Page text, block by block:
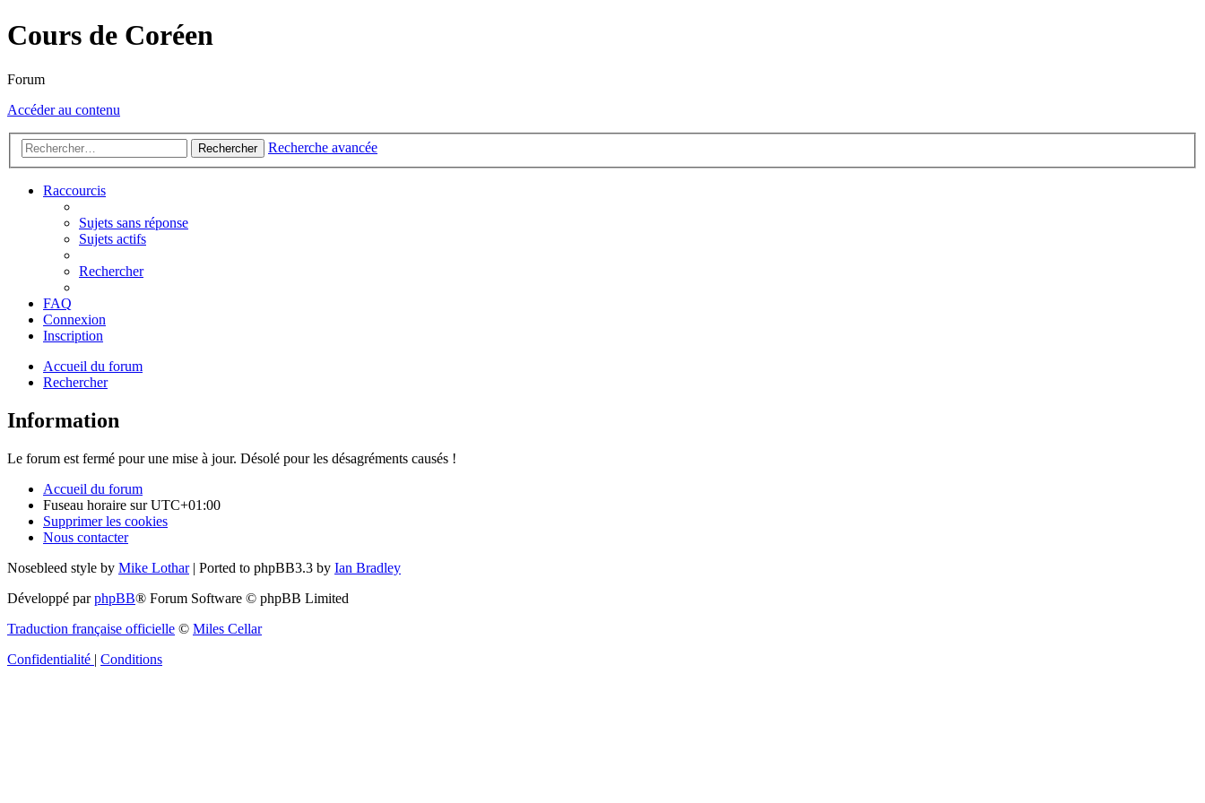
Cours de Coréen
Forum
Accéder au contenu
Rechercher Recherche avancée
Raccourcis
Sujets sans réponse
Sujets actifs
Rechercher
FAQ
Connexion
Inscription
Accueil du forum
Rechercher
Information
Le forum est fermé pour une mise à jour. Désolé pour les désagréments causés !
Accueil du forum
Fuseau horaire surUTC+01:00
Supprimer les cookies
Nous contacter
Nosebleed style by Mike Lothar| Ported to phpBB3.3 by Ian Bradley
Développé parphpBB® Forum Software © phpBB Limited
Traduction française officielle © Miles Cellar
Confidentialité | Conditions